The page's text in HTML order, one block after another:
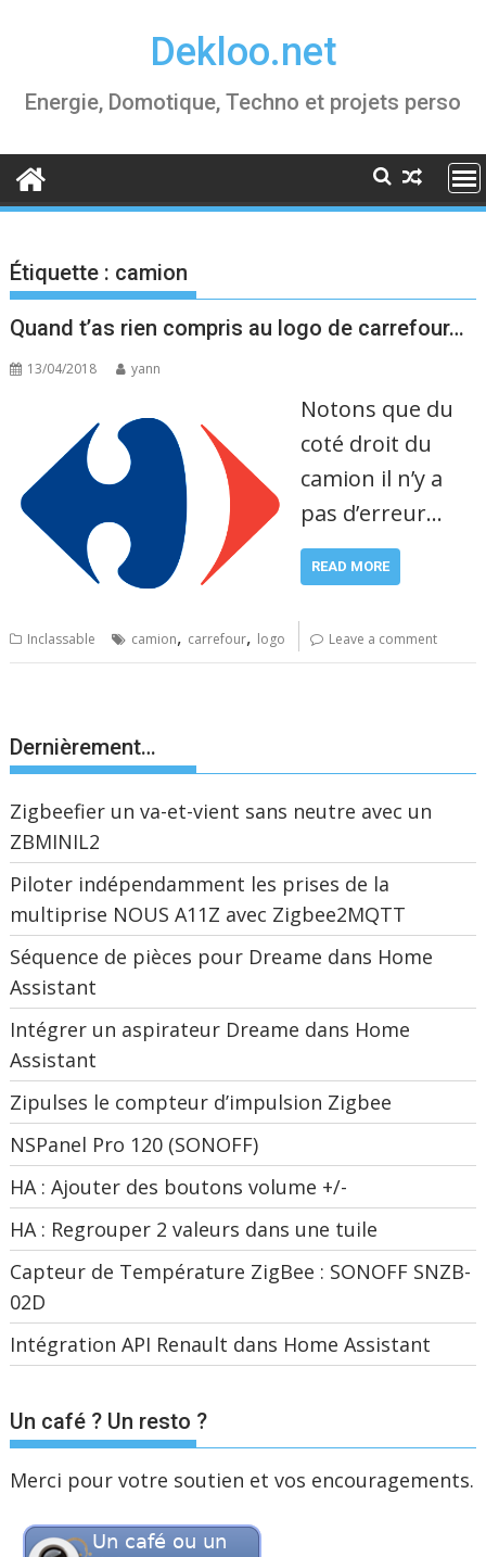
Dekloo.net
Energie, Domotique, Techno et projets perso
Étiquette : camion
Quand t’as rien compris au logo de carrefour…
13/04/2018 yann
Notons que du
coté droit du
camion il n’y a
pas d’erreur…
READ MORE
Inclassable camion, carrefour, logo Leave a comment
Dernièrement…
Zigbeefier un va-et-vient sans neutre avec un
ZBMINIL2
Piloter indépendamment les prises de la
multiprise NOUS A11Z avec Zigbee2MQTT
Séquence de pièces pour Dreame dans Home
Assistant
Intégrer un aspirateur Dreame dans Home
Assistant
Zipulses le compteur d’impulsion Zigbee
NSPanel Pro 120 (SONOFF)
HA : Ajouter des boutons volume +/-
HA : Regrouper 2 valeurs dans une tuile
Capteur de Température ZigBee : SONOFF SNZB-
02D
Intégration API Renault dans Home Assistant
Un café ? Un resto ?
Merci pour votre soutien et vos encouragements.